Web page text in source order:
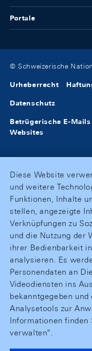
Portale
© Schweizerische
Urheberrecht
Datenschutz
Betrügerische E-
Websites
Diese Website
und weitere
Funktionen, Inhalte
stellen, angezeigte
Verknüpfungen zu
und die Nutzung der
ihrer Bedienbarkeit
analysieren. Es
Personendaten an
Videodiensten ins
bekanntgegeben und
Analysetools zur
Informationen finden
verwalten".